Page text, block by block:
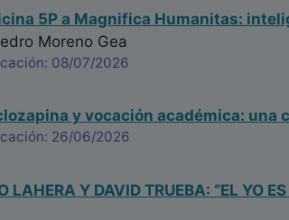
5P a Magnifica Humanitas:
Moreno Gea
08/07/2026
y vocación académica: una
26/06/2026
LAHERA Y DAVID TRUEBA: “EL YO ES